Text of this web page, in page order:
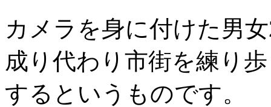
カメラを身に付けた男
成り代わり市街を練り
するというものです。